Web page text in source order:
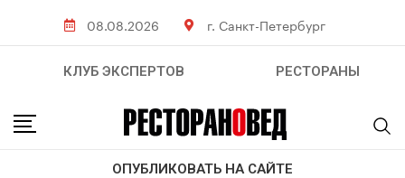
08.08.2026 г. Санкт-Петербург
КЛУБ ЭКСПЕРТОВ РЕСТОРАНЫ
ОПУБЛИКОВАТЬ НА САЙТЕ